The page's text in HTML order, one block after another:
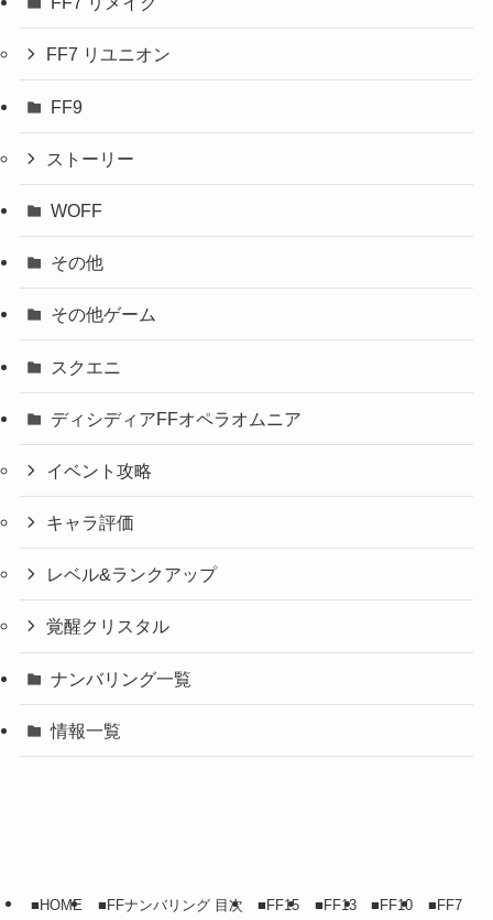
FF7 リユニオン
FF9
ストーリー
WOFF
その他
その他ゲーム
スクエニ
ディシディアFFオペラオムニア
イベント攻略
キャラ評価
レベル&ランクアップ
覚醒クリスタル
ナンバリング一覧
情報一覧
■HOME ■FFナンバリング 目次 ■FF15 ■FF13 ■FF10 ■FF7